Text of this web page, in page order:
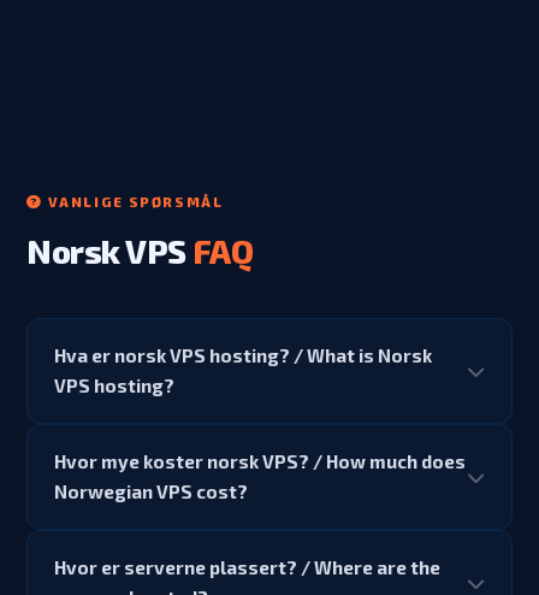
VANLIGE SPØRSMÅL
Norsk VPS FAQ
Hva er norsk VPS hosting? / What is Norsk
VPS hosting?
Gigahost DC3, Sandefjord. Du får dedikerte AMD Ryzen-
kjerner, DDR5 RAM, NVMe SSD og 1Gbps oppling via
dedicated resources and full KVM virtualization.)
Hvor mye koster norsk VPS? / How much does
Norwegian VPS cost?
DDR5, 1 vKjerne, 15GB NVMe, 2TB båndbredde). Årsplaner
Hvor er serverne plassert? / Where are the